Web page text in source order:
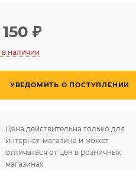
₽
в наличии
УВЕДОМИТЬ О ПОСТУПЛЕНИИ
Цена действительна только для
интернет-магазина и может
отличаться от цен в розничных
магазинах